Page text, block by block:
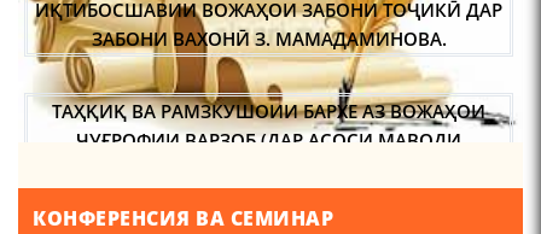
ЧЕХРАХОИ АСЛИИ МИРЗО
ТУРСУНЗОДА
ТАҲҚИҚ ВА РАМЗКУШОИИ БАРХЕ АЗ ВОЖАҲОИ
ҶУҒРОФИИ ВАРЗОБ (ДАР АСОСИ МАВОДИ
ЗАБОНҲОИ ШАРҚИИ ЭРОНӢ) МИРЗОЕВ
САЙФИДДИН ҶАБОРОВИЧ.
ШИНОХТ ДАР ЗАМИНАИ ЭЪТИҚОД ВА ЭЪТИРОФ
ФИРДАВСӢ ВА ДАҚИҚӢ
КОНФЕРЕНСИЯ ВА СЕМИНАР